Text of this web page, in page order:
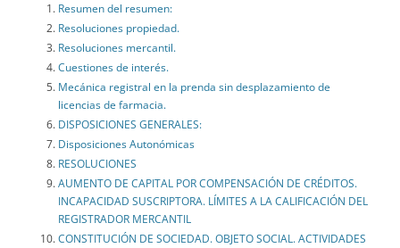
Resumen del resumen:
Resoluciones propiedad.
Resoluciones mercantil.
Cuestiones de interés.
Mecánica registral en la prenda sin desplazamiento de
licencias de farmacia.
DISPOSICIONES GENERALES:
Disposiciones Autonómicas
RESOLUCIONES
AUMENTO DE CAPITAL POR COMPENSACIÓN DE CRÉDITOS.
INCAPACIDAD SUSCRIPTORA. LÍMITES A LA CALIFICACIÓN DEL
REGISTRADOR MERCANTIL
CONSTITUCIÓN DE SOCIEDAD. OBJETO SOCIAL. ACTIVIDADES